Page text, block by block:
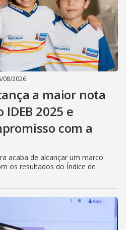
08/2026
a maior nota
2025 e
com a
acaba de alcançar um marco
os resultados do Índice de